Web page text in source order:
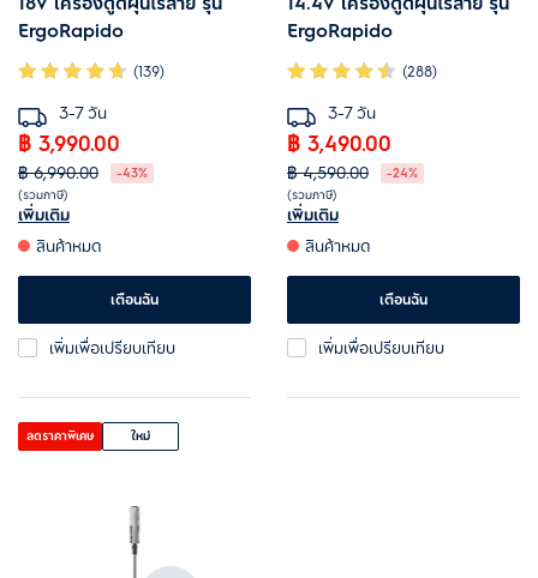
ErgoRapido
(139)
3-7 วัน
฿ 3,990.00
฿ 6,990.00
-43%
(รวมภาษี)
ตัวเครื่องแบบมือจับ 2-in-1
ทำความสะอาดจุดที่เข้าถึงได้ยาก
เคลื่อนย้ายได้แบบ 180 องศา
คล่องตัวทุกพื้นผิว
ใช้งานได้ 30 นาที* ทั้งแบบเร่งด่วน
หรือแบบพิเศษ
เพิ่มเติม
สินค้าหมด
เตือนฉัน
เพิ่มเพื่อเปรียบเทียบ
ErgoRapido
(288)
3-7 วัน
฿ 3,490.00
฿ 4,590.00
-24%
(รวมภาษี)
ตัวเครื่องแบบมือจับ 2-in-1
ทำความสะอาดจุดที่เข้าถึงได้ยาก
เคลื่อนย้ายได้แบบ 180 องศา
คล่องตัวทุกพื้นผิว
ใช้งานได้ 30 นาที* ทั้งแบบเร่งด่วน
หรือแบบพิเศษ
เพิ่มเติม
สินค้าหมด
เตือนฉัน
เพิ่มเพื่อเปรียบเทียบ
ลดราคาพิเศษ ใหม่